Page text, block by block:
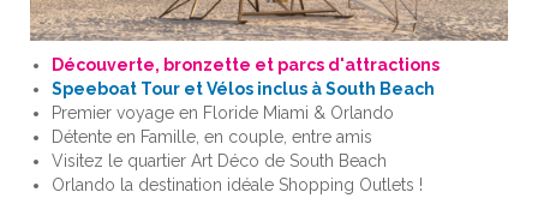
Découverte, bronzette et parcs d'attractions
Speeboat Tour et Vélos inclus à South Beach
Premier voyage en Floride Miami & Orlando
Détente en Famille, en couple, entre amis
Visitez le quartier Art Déco de South Beach
Orlando la destination idéale Shopping Outlets !